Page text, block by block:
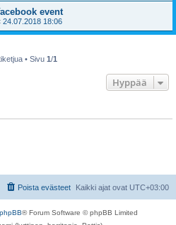
event
24.07.2018 18:06
• Sivu 1/1
Hyppää
Kaikki ajat ovat UTC+03:00
Poista evästeet
phpBB® Forum Software © phpBB Limited